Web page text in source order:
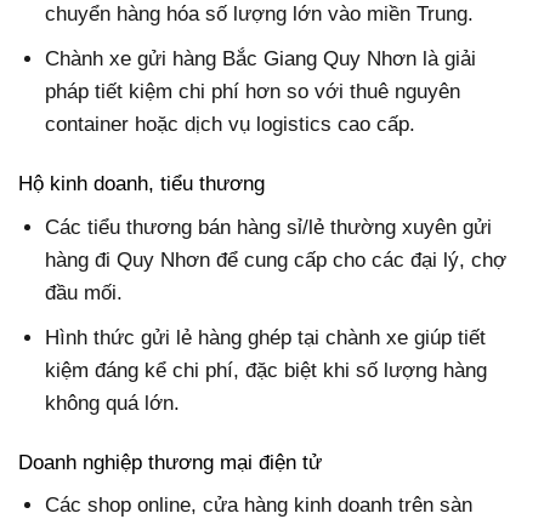
chuyển hàng hóa số lượng lớn vào miền Trung.
Chành xe gửi hàng Bắc Giang Quy Nhơn là giải
pháp tiết kiệm chi phí hơn so với thuê nguyên
container hoặc dịch vụ logistics cao cấp.
Hộ kinh doanh, tiểu thương
Các tiểu thương bán hàng sỉ/lẻ thường xuyên gửi
hàng đi Quy Nhơn để cung cấp cho các đại lý, chợ
đầu mối.
Hình thức gửi lẻ hàng ghép tại chành xe giúp tiết
kiệm đáng kể chi phí, đặc biệt khi số lượng hàng
không quá lớn.
Doanh nghiệp thương mại điện tử
Các shop online, cửa hàng kinh doanh trên sàn